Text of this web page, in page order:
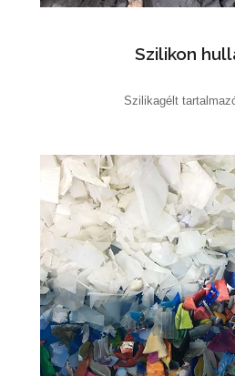
Szilikon
Szilikagélt